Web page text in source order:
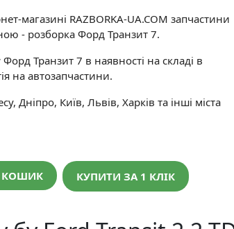
магазині RAZBORKA-UA.COM запчастини
- розборка Форд Транзит 7.
Транзит 7 в наявності на складі в
на автозапчастини.
Дніпро, Київ, Львів, Харків та інші міста
КОШИК
КУПИТИ ЗА 1 КЛIК